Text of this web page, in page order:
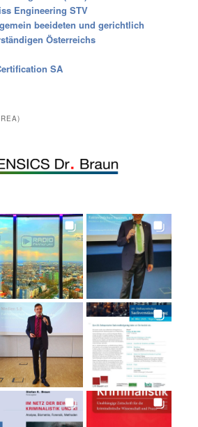
Engineering STV
beeideten und gerichtlich
Österreichs
SA